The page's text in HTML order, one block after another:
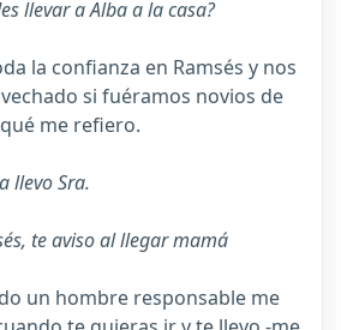
llevar a Alba a la casa?
la confianza en Ramsés y nos
si fuéramos novios de
me refiero.
llevo Sra.
te aviso al llegar mamá
un hombre responsable me